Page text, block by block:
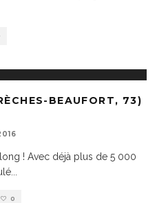
BEAUFORT, 73)
! Avec déjà plus de 5 000
0